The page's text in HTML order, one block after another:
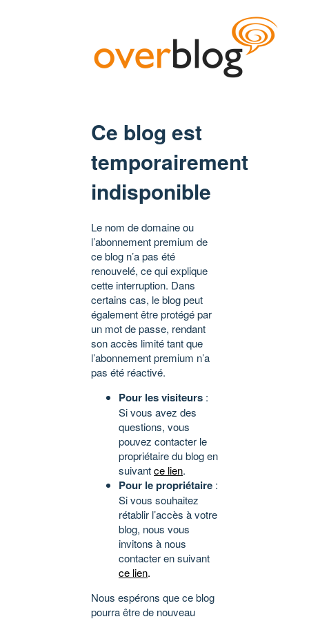
Ce blog est
temporairement
indisponible
Le nom de domaine ou
l’abonnement premium de
ce blog n’a pas été
renouvelé, ce qui explique
cette interruption. Dans
certains cas, le blog peut
également être protégé par
un mot de passe, rendant
son accès limité tant que
l’abonnement premium n’a
pas été réactivé.
Pour les visiteurs :
Si vous avez des
questions, vous
pouvez contacter le
propriétaire du blog en
suivantce lien.
Pour le propriétaire :
Si vous souhaitez
rétablir l’accès à votre
blog, nous vous
invitons à nous
contacter en suivant
ce lien.
Nous espérons que ce blog
pourra être de nouveau